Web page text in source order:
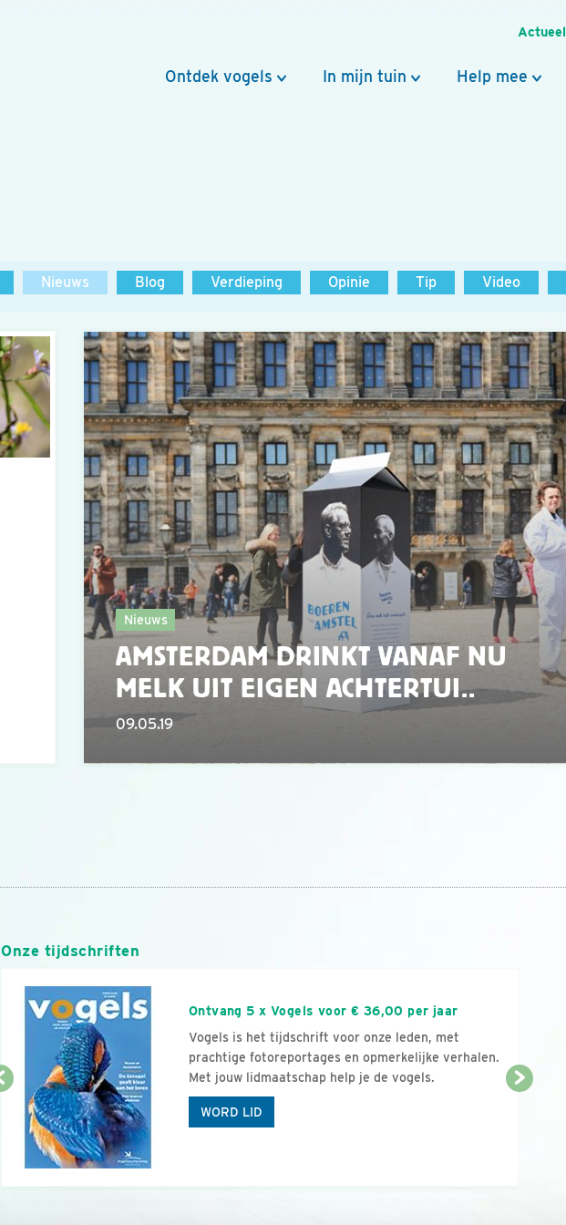
Actueel
Ontdek vogels In mijn tuin Help mee
Nieuws Blog Verdieping Opinie Tip Video
Nieuws
AMSTERDAM DRINKT VANAF NU
MELK UIT EIGEN ACHTERTUI..
09.05.19
Onze tijdschriften
Ontvang 5 x Vogels voor € 36,00 per jaar
Vogels is het tijdschrift voor onze leden, met
prachtige fotoreportages en opmerkelijke verhalen.
Met jouw lidmaatschap help je de vogels.
WORD LID